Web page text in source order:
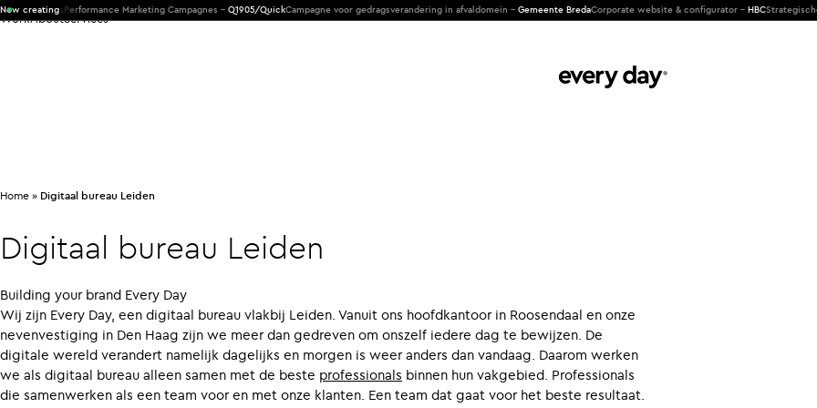
Now creating
ProductsPerformance Marketing Campagnes -Q1905/QuickCampagne voor gedragsverandering in afvaldomein -Gemeente BredaCorporate website & configurator -HBC Strategische
WorkAboutServices
Home » Digitaal bureau Leiden
Digitaal bureau Leiden
Building your brand Every Day
Wij zijn Every Day, een digitaal bureau vlakbij Leiden. Vanuit ons hoofdkantoor in Roosendaal en onze
nevenvestiging in Den Haag zijn we meer dan gedreven om onszelf iedere dag te bewijzen. De
digitale wereld verandert namelijk dagelijks en morgen is weer anders dan vandaag. Daarom werken
we als digitaal bureau alleen samen met de beste professionals binnen hun vakgebied. Professionals
die samenwerken als een team voor en met onze klanten. Een team dat gaat voor het beste resultaat.